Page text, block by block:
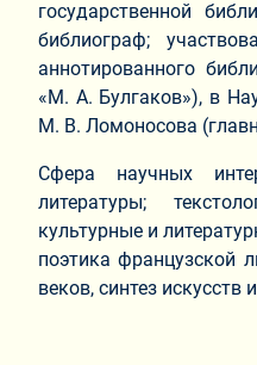
государственной
библиограф;
аннотированного
«М. А. Булгаков»), в
М. В. Ломоносова
Сфера научных
литературы;
культурные и
поэтика французской
веков, синтез искусств